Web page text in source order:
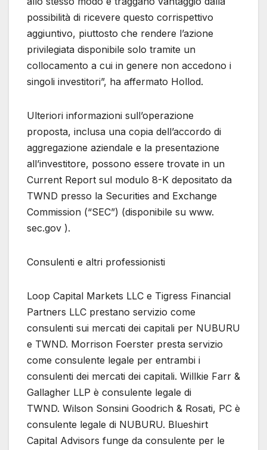
possibilità di ricevere questo corrispettivo
aggiuntivo, piuttosto che rendere l’azione
privilegiata disponibile solo tramite un
collocamento a cui in genere non accedono i
singoli investitori”, ha affermato Hollod.
Ulteriori informazioni sull’operazione
proposta, inclusa una copia dell’accordo di
aggregazione aziendale e la presentazione
all’investitore, possono essere trovate in un
Current Report sul modulo 8-K depositato da
TWND presso la Securities and Exchange
Commission (“SEC”) (disponibile su www.
sec.gov ).
Consulenti e altri professionisti
Loop Capital Markets LLC e Tigress Financial
Partners LLC prestano servizio come
consulenti sui mercati dei capitali per NUBURU
e TWND. Morrison Foerster presta servizio
come consulente legale per entrambi i
consulenti dei mercati dei capitali. Willkie Farr &
Gallagher LLP è consulente legale di
TWND. Wilson Sonsini Goodrich & Rosati, PC è
consulente legale di NUBURU. Blueshirt
Capital Advisors funge da consulente per le